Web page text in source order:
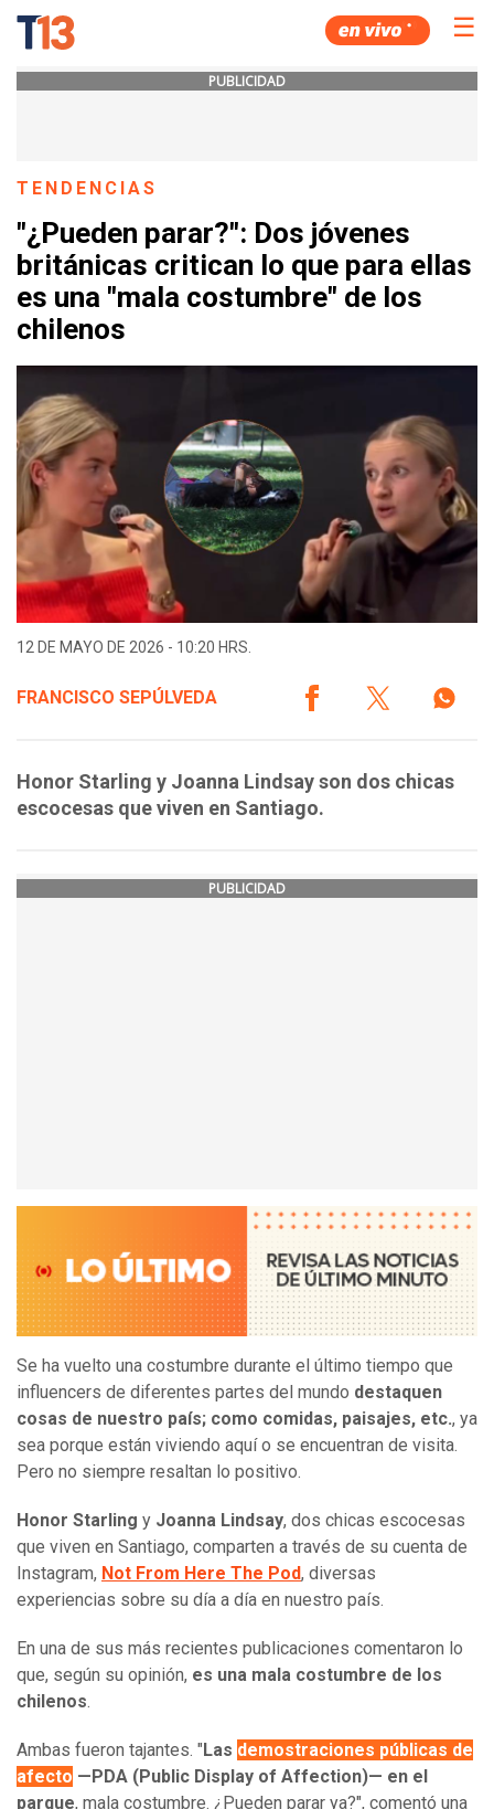
☰
PUBLICIDAD
TENDENCIAS
"¿Pueden parar?": Dos jóvenes
británicas critican lo que para ellas
es una "mala costumbre" de los
chilenos
12 DE MAYO DE 2026 - 10:20 HRS.
FRANCISCO SEPÚLVEDA
Honor Starling y Joanna Lindsay son dos chicas
escocesas que viven en Santiago.
PUBLICIDAD
Se ha vuelto una costumbre durante el último tiempo que
influencers de diferentes partes del mundo destaquen
cosas de nuestro país; como comidas, paisajes, etc., ya
sea porque están viviendo aquí o se encuentran de visita.
Pero no siempre resaltan lo positivo.
Honor Starling y Joanna Lindsay, dos chicas escocesas
que viven en Santiago, comparten a través de su cuenta de
Instagram, Not From Here The Pod, diversas
experiencias sobre su día a día en nuestro país.
En una de sus más recientes publicaciones comentaron lo
que, según su opinión, es una mala costumbre de los
chilenos.
Ambas fueron tajantes. " Las demostraciones públicas de
afecto —PDA (Public Display of Affection)— en el
parque, mala costumbre. ¿Pueden parar ya?", comentó una